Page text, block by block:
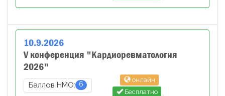
10.9.2026
V конференция "Кардиоревматология
2026"
Баллов НМО: 6
онлайн
Бесплатно